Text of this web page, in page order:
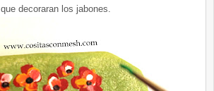
que decoraran los jabones.